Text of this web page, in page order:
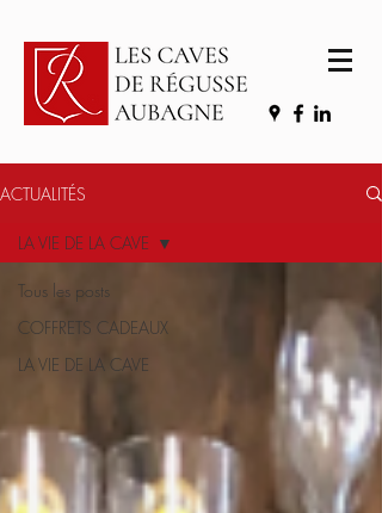
ACTUALITÉS
Tous les posts
COFFRETS CADEAUX
LA VIE DE LA CAVE
LA VIE DE LA CAVE